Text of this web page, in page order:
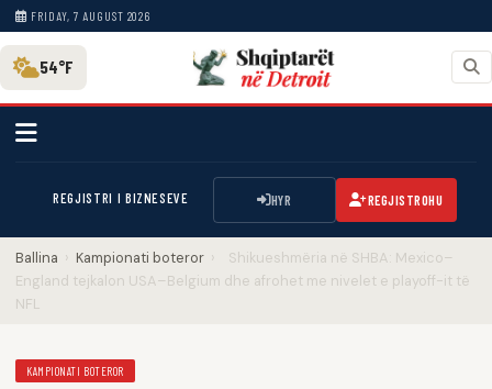
FRIDAY, 7 AUGUST 2026
54°F
REGJISTRI I BIZNESEVE HYR REGJISTROHU
Ballina › Kampionati boteror ›
Shikueshmëria në SHBA: Mexico–
England tejkalon USA–Belgium dhe afrohet me nivelet e playoff-it të
NFL
KAMPIONATI BOTEROR